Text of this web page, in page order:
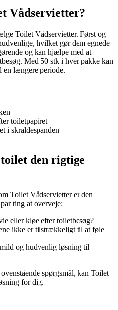
Vådservietter?
Toilet Vådservietter. Først og
hvilket gør dem egnede
og kan hjælpe med at
Med 50 stk i hver pakke kan
en længere periode.
toiletpapiret
i skraldespanden
den rigtige
Toilet Vådservietter er den
ting at overveje:
eller kløe efter toiletbesøg?
ikke er tilstrækkeligt til at føle
og hudvenlig løsning til
spørgsmål, kan Toilet
for dig.